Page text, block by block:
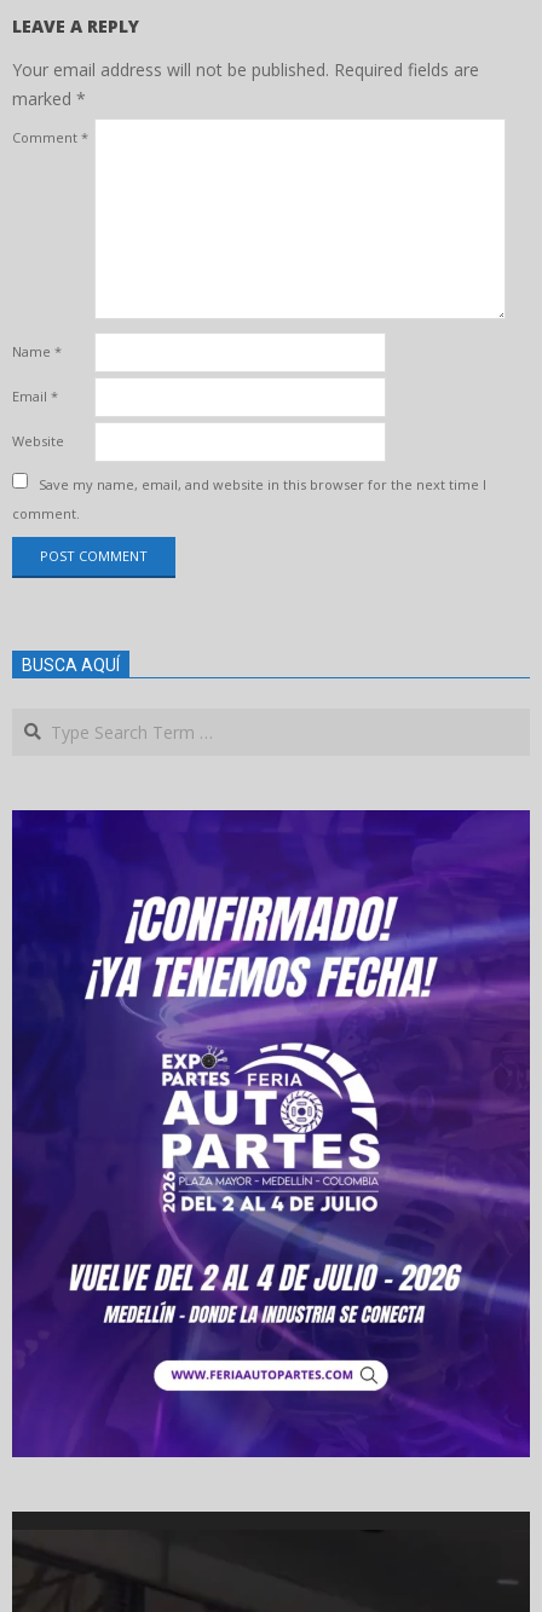
LEAVE A REPLY
Your email address will not be published. Required fields are
marked *
Comment *
Name *
Email *
Website
Save my name, email, and website in this browser for the next time I
comment.
BUSCA AQUÍ
Search
Player